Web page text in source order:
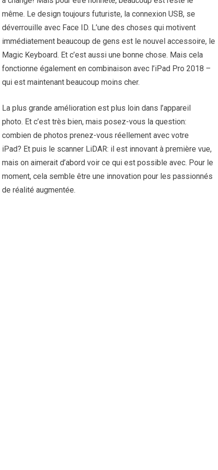
même. Le design toujours futuriste, la connexion USB, se
déverrouille avec Face ID. L’une des choses qui motivent
immédiatement beaucoup de gens est le nouvel accessoire, le
Magic Keyboard. Et c’est aussi une bonne chose. Mais cela
fonctionne également en combinaison avec l’iPad Pro 2018 –
qui est maintenant beaucoup moins cher.
La plus grande amélioration est plus loin dans l’appareil
photo. Et c’est très bien, mais posez-vous la question:
combien de photos prenez-vous réellement avec votre
iPad? Et puis le scanner LiDAR: il est innovant à première vue,
mais on aimerait d’abord voir ce qui est possible avec. Pour le
moment, cela semble être une innovation pour les passionnés
de réalité augmentée.